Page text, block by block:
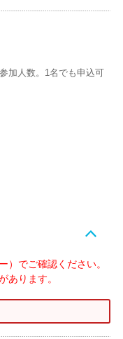
加人数。1名でも申込可
）でご確認ください。
あります。